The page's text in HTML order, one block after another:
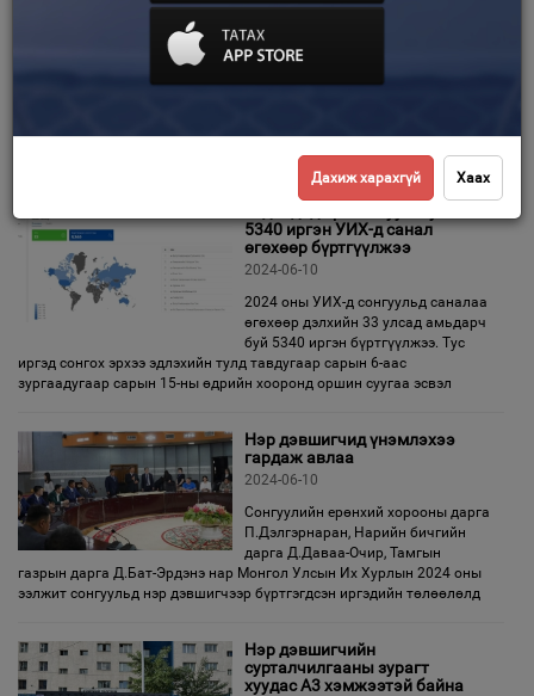
2024-06-14
дээшлүүлэх зорилгоор “Зууны мэдээ” сонин Сонгуулийн ерөнхий
хороотой хамтран “Сонгуулийн боловсрол” буланг
5340 иргэн УИХ-д санал
өгөхөөр бүртгүүлжээ
2024-06-10
2024 оны УИХ-д сонгуульд саналаа
өгөхөөр дэлхийн 33 улсад амьдарч
буй 5340 иргэн бүртгүүлжээ. Тус
иргэд сонгох эрхээ эдлэхийн тулд тавдугаар сарын 6-аас
зургаадугаар сарын 15-ны өдрийн хооронд оршин суугаа эсвэл
Нэр дэвшигчид үнэмлэхээ
гардаж авлаа
2024-06-10
Сонгуулийн ерөнхий хорооны дарга
П.Дэлгэрнаран, Нарийн бичгийн
дарга Д.Даваа-Очир, Тамгын
газрын дарга Д.Бат-Эрдэнэ нар Монгол Улсын Их Хурлын 2024 оны
ээлжит сонгуульд нэр дэвшигчээр бүртгэгдсэн иргэдийн төлөөлөлд
Нэр дэвшигчийн
сурталчилгааны зурагт
хуудас А3 хэмжээтэй байна
Дахиж харахгүй Хаах